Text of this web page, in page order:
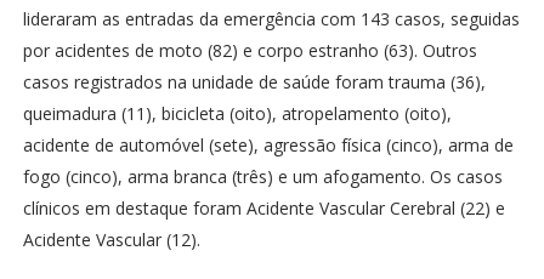
lideraram as entradas da emergência com 143 casos, seguidas
por acidentes de moto (82) e corpo estranho (63). Outros
casos registrados na unidade de saúde foram trauma (36),
queimadura (11), bicicleta (oito), atropelamento (oito),
acidente de automóvel (sete), agressão física (cinco), arma de
fogo (cinco), arma branca (três) e um afogamento. Os casos
clínicos em destaque foram Acidente Vascular Cerebral (22) e
Acidente Vascular (12).